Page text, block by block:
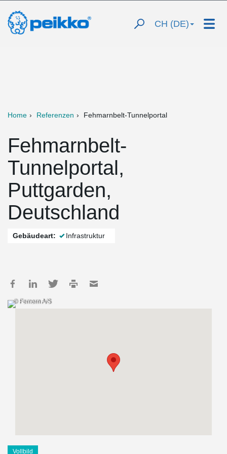
CH (DE)
Home Referenzen Fehmarnbelt-Tunnelportal
Fehmarnbelt-
Tunnelportal,
Puttgarden,
Deutschland
Gebäudeart: Infrastruktur
© Femern A/S
Vollbild